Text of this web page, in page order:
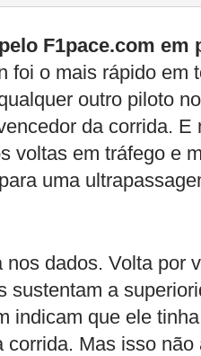
F1pace.com em
foi o mais rápido em
outro piloto
da corrida. E
voltas em tráfego e
uma
dados. Volta por
a
indicam que ele
Mas isso não